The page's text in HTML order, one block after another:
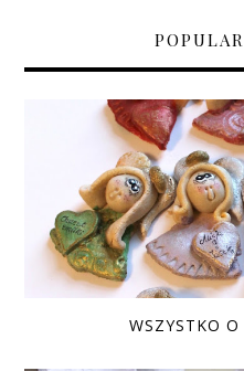
WSZYSTKO